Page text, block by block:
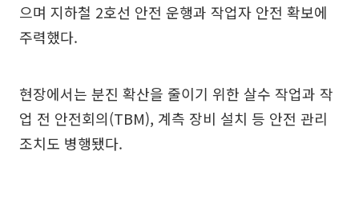
으며 지하철 2호선 안전 운행과 작업자 안전 확보에
주력했다.
현장에서는 분진 확산을 줄이기 위한 살수 작업과 작
업 전 안전회의(TBM), 계측 장비 설치 등 안전 관리
조치도 병행됐다.